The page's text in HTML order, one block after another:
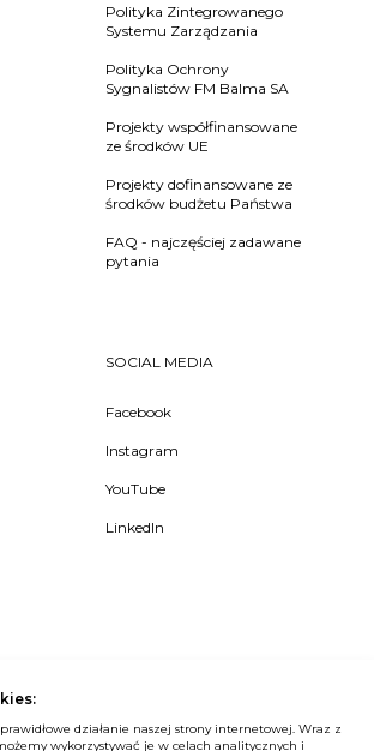
Polityka Zintegrowanego
Systemu Zarządzania
Polityka Ochrony
Sygnalistów FM Balma SA
Projekty współfinansowane
ze środków UE
Projekty dofinansowane ze
środków budżetu Państwa
FAQ - najczęściej zadawane
pytania
SOCIAL MEDIA
Facebook
Instagram
YouTube
LinkedIn
newslettera!
działanie naszej strony internetowej. Wraz z
wykorzystywać je w celach analitycznych i